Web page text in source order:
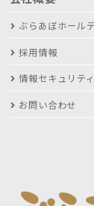
ぶらあぼホール
採用情報
情報セキュリテ
お問い合わせ